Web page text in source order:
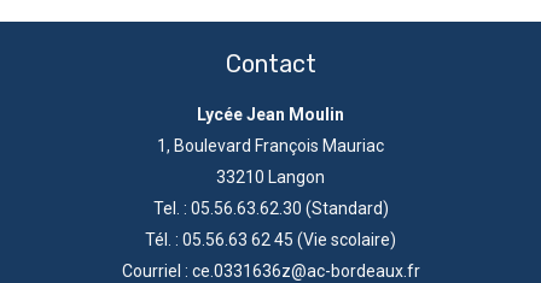
Contact
Lycée Jean Moulin
1, Boulevard François Mauriac
33210 Langon
Tel. : 05.56.63.62.30 (Standard)
Tél. : 05.56.63 62 45 (Vie scolaire)
Courriel : ce.0331636z@ac-bordeaux.fr